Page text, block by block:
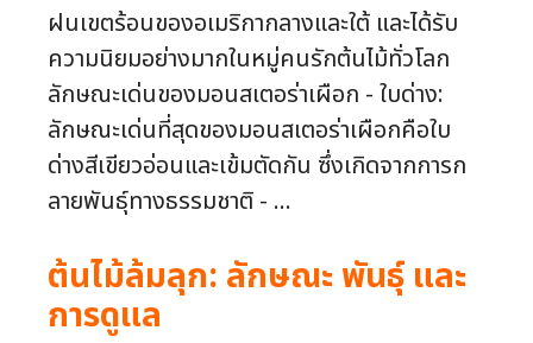
ฝนเขตร้อนของอเมริกากลางและใต้ และได้รับ
ความนิยมอย่างมากในหมู่คนรักต้นไม้ทั่วโลก
ลักษณะเด่นของมอนสเตอร่าเผือก - ใบด่าง:
ลักษณะเด่นที่สุดของมอนสเตอร่าเผือกคือใบ
ด่างสีเขียวอ่อนและเข้มตัดกัน ซึ่งเกิดจากการก
ลายพันธุ์ทางธรรมชาติ - ...
ต้นไม้ล้มลุก: ลักษณะ พันธุ์ และ
การดูแล